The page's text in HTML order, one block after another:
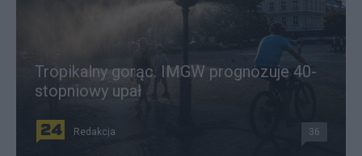
Tropikalny gorąc. IMGW prognozuje 40-
stopniowy upał
Redakcja 36